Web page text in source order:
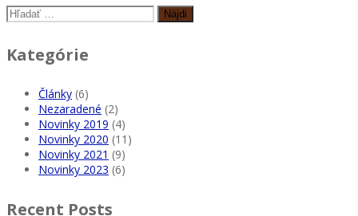
Hľadať:
Kategórie
Články (6)
Nezaradené (2)
Novinky 2019 (4)
Novinky 2020 (11)
Novinky 2021 (9)
Novinky 2023 (6)
Recent Posts